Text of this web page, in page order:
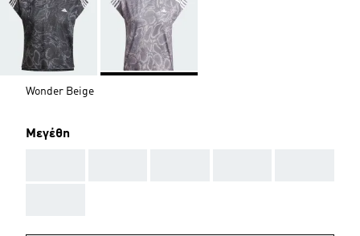
Wonder Beige
Μεγέθη